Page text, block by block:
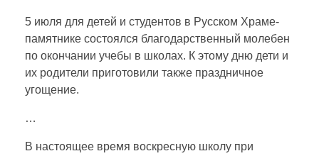
5 июля для детей и студентов в Русском Храме-
памятнике состоялся благодарственный молебен
по окончании учебы в школах. К этому дню дети и
их родители приготовили также праздничное
угощение.
…
В настоящее время воскресную школу при